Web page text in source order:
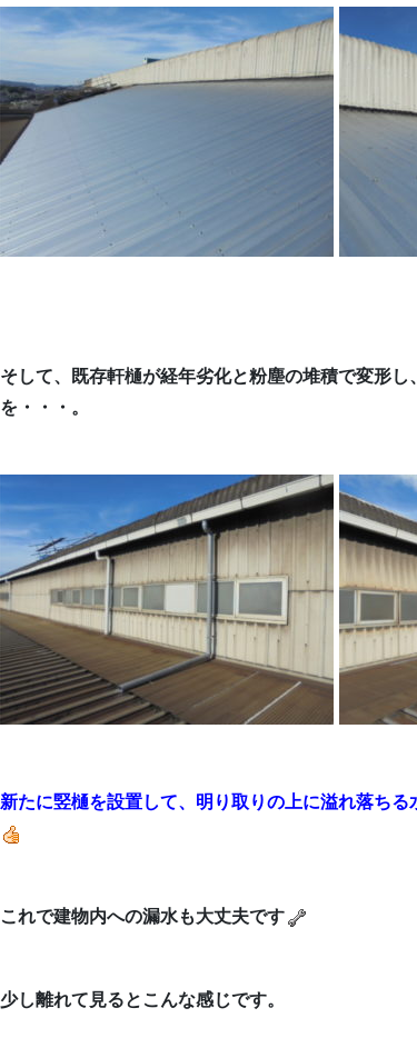
そして、既存軒樋が経年劣化と粉塵の堆積で変形
を・・・。
新たに竪樋を設置して、明り取りの上に溢れ落ち
これで建物内への漏水も大丈夫です
少し離れて見るとこんな感じです。